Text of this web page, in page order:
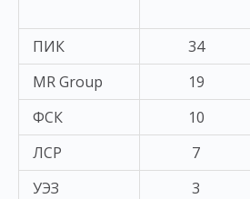
ПИК
34
MR Group
19
ФСК
10
ЛСР
7
УЭЗ
3